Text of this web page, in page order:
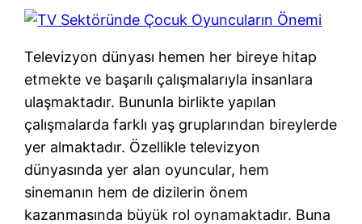
Televizyon dünyası hemen her bireye hitap
etmekte ve başarılı çalışmalarıyla insanlara
ulaşmaktadır. Bununla birlikte yapılan
çalışmalarda farklı yaş gruplarından bireylerde
yer almaktadır. Özellikle televizyon
dünyasında yer alan oyuncular, hem
sinemanın hem de dizilerin önem
kazanmasında büyük rol oynamaktadır. Buna